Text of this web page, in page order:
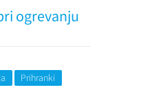
ogrevanju
Prihranki